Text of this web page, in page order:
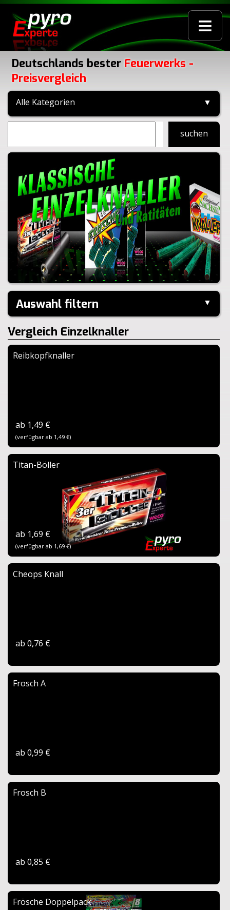
≡
Deutschlands bester Feuerwerks -
Preisvergleich
Alle Kategorien ▼
suchen
Auswahl filtern
▼
Kaliber:
Schuss:
Steighöhe:
Brenndauer:
Vergleich Einzelknaller
Reibkopfknaller
ab 1,49 €
(verfügbar ab 1,49 €)
Titan-Böller
ab 1,69 €
(verfügbar ab 1,69 €)
Cheops Knall
ab 0,76 €
Frosch A
ab 0,99 €
Frosch B
ab 0,85 €
Frösche Doppelpack